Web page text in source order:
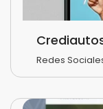
Redes